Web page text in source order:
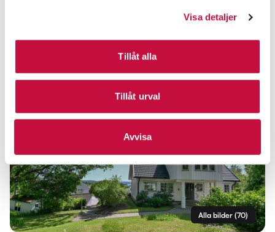
Visa detaljer
Tillåt alla
Tillåt urval
Avvisa
Alla bilder (70)